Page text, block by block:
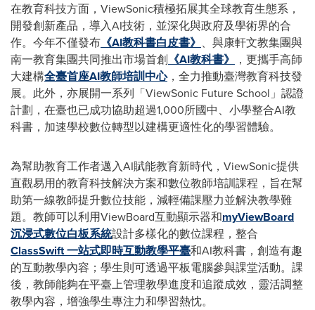
在教育科技方面，ViewSonic積極拓展其全球教育生態系，
開發創新產品，導入AI技術，並深化與政府及學術界的合
作。今年不僅發布 《AI教科書白皮書》 、與康軒文教集團與
南一教育集團共同推出市場首創 《AI教科書》
，更攜手高師
大建構全臺首座AI教師培訓中心，全力推動臺灣教育科技發
展。此外，亦展開一系列「ViewSonic Future School」認證
計劃，在臺也已成功協助超過1,000所國中、小學整合AI教
科書，加速學校數位轉型以建構更適性化的學習體驗。
為幫助教育工作者邁入AI賦能教育新時代，ViewSonic提供
直觀易用的教育科技解決方案和數位教師培訓課程，旨在幫
助第一線教師提升數位技能，減輕備課壓力並解決教學難
題。教師可以利用ViewBoard互動顯示器和myViewBoard
沉浸式數位白板系統設計多樣化的數位課程，整合
ClassSwift 一站式即時互動教學平臺和AI教科書，創造有趣
的互動教學內容；學生則可透過平板電腦參與課堂活動。課
後，教師能夠在平臺上管理教學進度和追蹤成效，靈活調整
教學內容，增強學生專注力和學習熱忱。